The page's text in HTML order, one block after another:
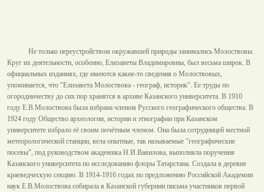
Не только переустройством окружавшей природы занимались Молоствовы.
Круг их деятельности, особенно, Елизаветы Владимировны, был весьма широк. В
официальных изданиях, где имеются какие-то сведения о Молоствовых,
упоминается, что "Елизавета Молоствова - географ, историк". Ее труды по
огородничеству до сих пор хранятся в архиве Казанского университета. В 1910
году Е.В.Молоствова была избрана членом Русского географического общества. В
1924 году Общество археологии, истории и этнографии при Казанском
университете избрало её своим почётным членом. Она была сотрудницей местной
метеорологической станции, вела опытные, так называемые "географические
посевы", под руководством академика Н.И.Вавилова, выполняла поручения
Казанского университета по исследованию флоры Татарстана. Создала в деревне
краеведческую секцию. В 1914-1916 годах по предложению Российской Академии
наук Е.В.Молоствова собирала в Казанской губернии письма участников первой